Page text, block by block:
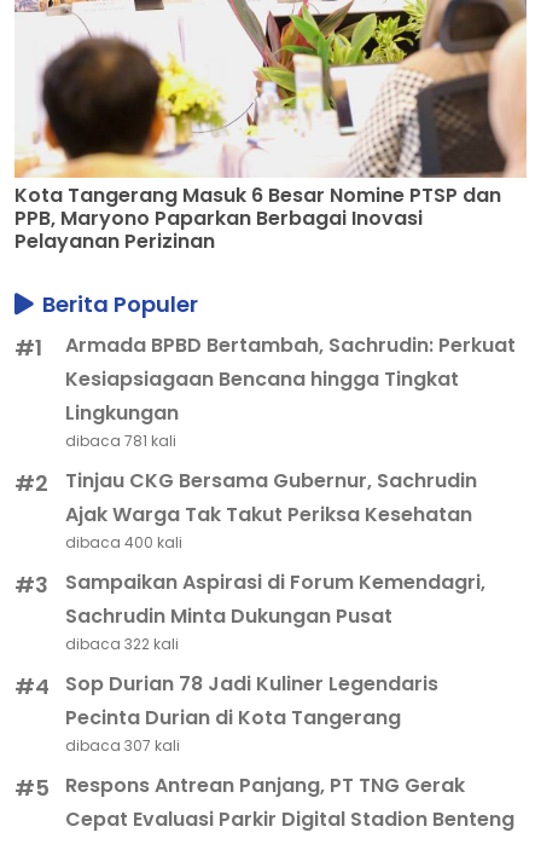
Kota Tangerang Masuk 6 Besar Nomine PTSP dan
PPB, Maryono Paparkan Berbagai Inovasi
Pelayanan Perizinan
Berita Populer
#1
Armada BPBD Bertambah, Sachrudin: Perkuat
Kesiapsiagaan Bencana hingga Tingkat
Lingkungan
dibaca 781 kali
#2
Tinjau CKG Bersama Gubernur, Sachrudin
Ajak Warga Tak Takut Periksa Kesehatan
dibaca 400 kali
#3
Sampaikan Aspirasi di Forum Kemendagri,
Sachrudin Minta Dukungan Pusat
dibaca 322 kali
#4
Sop Durian 78 Jadi Kuliner Legendaris
Pecinta Durian di Kota Tangerang
dibaca 307 kali
#5
Respons Antrean Panjang, PT TNG Gerak
Cepat Evaluasi Parkir Digital Stadion Benteng